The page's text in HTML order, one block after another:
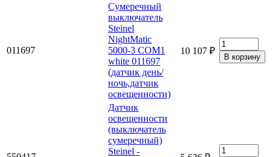
011697
Сумеречный
выключатель
Steinel
NightMatic
5000-3 COM1
white 011697
(датчик день/
ночь,датчик
освещенности)
10 107 ₽
Датчик
освещенности
(выключатель
сумеречный)
Steinel -